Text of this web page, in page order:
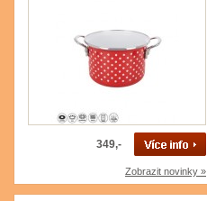
349,-
Zobrazit novinky »